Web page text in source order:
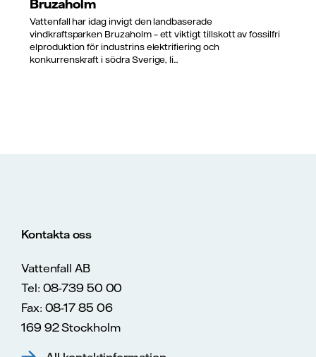
Bruzaholm
Vattenfall har idag invigt den landbaserade
vindkraftsparken Bruzaholm – ett viktigt tillskott av fossilfri
elproduktion för industrins elektrifiering och
konkurrenskraft i södra Sverige, li...
Kontakta oss
Vattenfall AB
Tel: 08-739 50 00
Fax: 08-17 85 06
169 92 Stockholm